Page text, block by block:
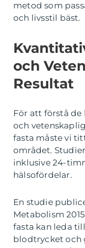
metod som
och livsstil bäst.
och
Resultat
För att förstå
och
fasta måste vi
området.
inklusive 24-
hälsofördelar.
En studie
Metabolism
fasta kan leda
blodtrycket och